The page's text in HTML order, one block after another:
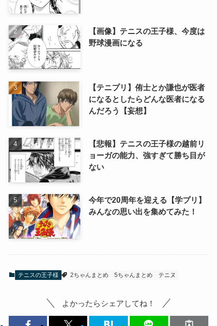
【画像】テニスの王子様、今度は
野球漫画になる
【テニプリ】侑士とか謙也が医者
になるとしたらどんな医者になる
んだろう【妄想】
【悲報】テニスの王子様の越前リ
ョーガの能力、強すぎて勝ち目が
ない
今年で20周年を迎える【学プリ】
みんなの思い出を集めてみた！
テニスの王子様 2ちゃんまとめ 5ちゃんまとめ テニヌ
よかったらシェアしてね！